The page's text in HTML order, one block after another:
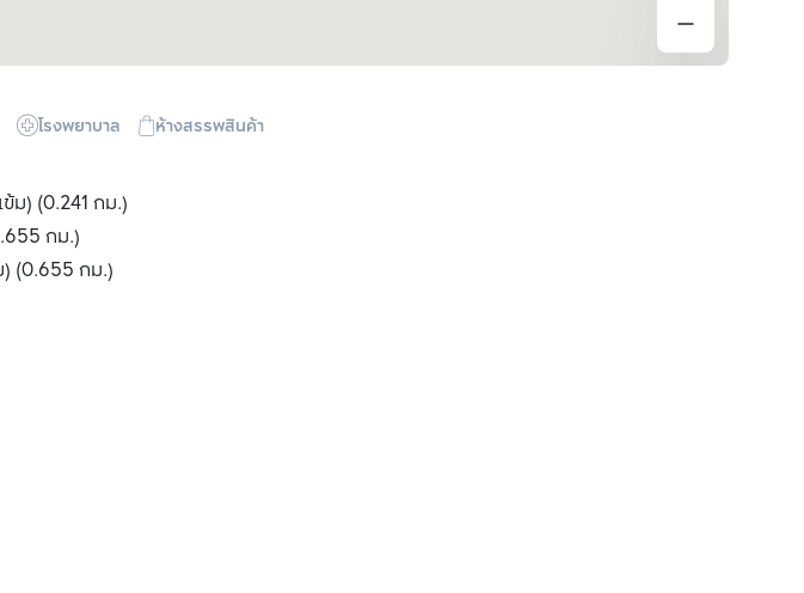
โรงพยาบาล ห้างสรรพสินค้า
ม) (0.241 กม.)
กม.)
) (0.655 กม.)